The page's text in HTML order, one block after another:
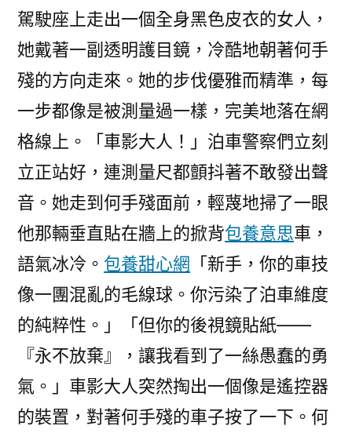
駕駛座上走出一個全身黑色皮衣的女人，
她戴著一副透明護目鏡，冷酷地朝著何手
殘的方向走來。她的步伐優雅而精準，每
一步都像是被測量過一樣，完美地落在網
格線上。「車影大人！」泊車警察們立刻
立正站好，連測量尺都顫抖著不敢發出聲
音。她走到何手殘面前，輕蔑地掃了一眼
他那輛垂直貼在牆上的掀背包養意思車，
語氣冰冷。 包養甜心網 「新手，你的車技
像一團混亂的毛線球。你污染了泊車維度
的純粹性。」「但你的後視鏡貼紙——
『永不放棄』，讓我看到了一絲愚蠢的勇
氣。」車影大人突然掏出一個像是遙控器
的裝置，對著何手殘的車子按了一下。何